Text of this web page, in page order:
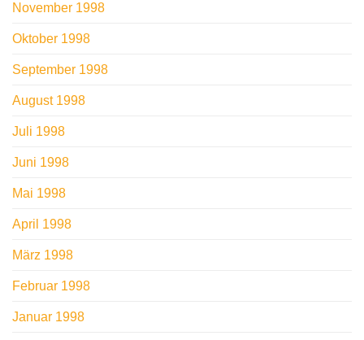
November 1998
Oktober 1998
September 1998
August 1998
Juli 1998
Juni 1998
Mai 1998
April 1998
März 1998
Februar 1998
Januar 1998